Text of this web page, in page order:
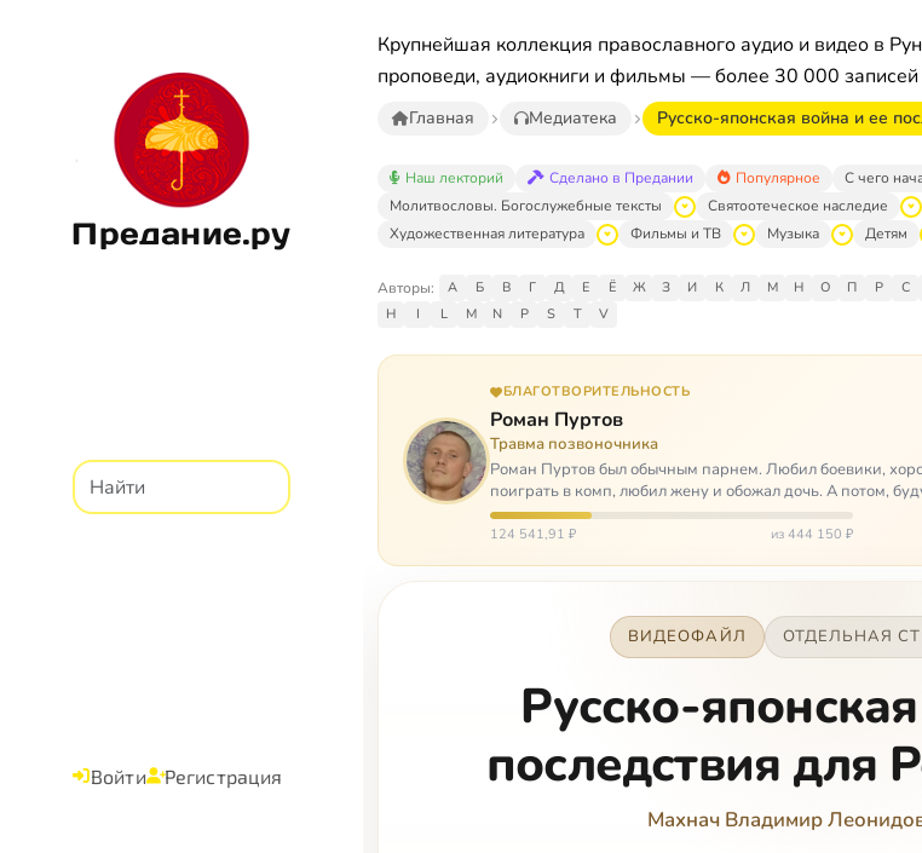
Предание.ру
Войти Регистрация
Крупнейшая коллекция православного аудио и видео в
проповеди, аудиокниги и фильмы — более 30 000 записей
Главная Медиатека Русско-японская война и ее
Наш лекторий Сделано в Предании Популярное С чего
Молитвословы. Богослужебные тексты
Святоотеческое наследие
Художественная литература
Фильмы и ТВ Музыка Детям
Авторы: А Б В Г Д Е Ё Ж З И К Л М Н О П Р С
H
I L M N P S T V
БЛАГОТВОРИТЕЛЬНОСТЬ
Роман Пуртов
Травма позвоночника
Роман Пуртов был обычным парнем. Любил боевики,
поиграть в комп, любил жену и обожал дочь. А потом,
автоаварии и тепе…
124 541,91 ₽ из 444 150 ₽
ВИДЕОФАЙЛ ОТДЕЛЬНАЯ
Русско-
последствия для
Махнач Владимир